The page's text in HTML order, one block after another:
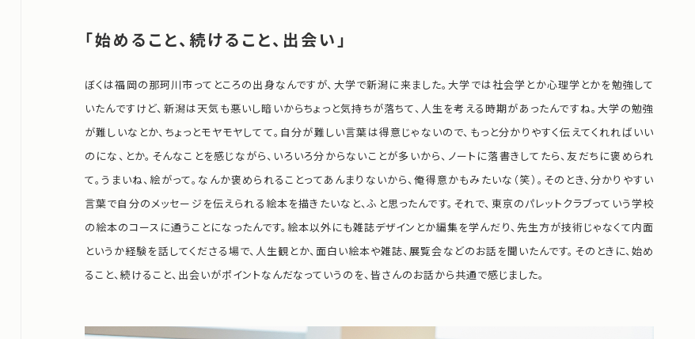
「始めること、続けること、出会い」
ぼくは福岡の那珂川市ってところの出身なんですが、大学で新潟に来ました。大学では社会学とか心理学とかを勉強して
いたんですけど、新潟は天気も悪いし暗いからちょっと気持ちが落ちて、人生を考える時期があったんですね。大学の勉強
が難しいなとか、ちょっとモヤモヤしてて。自分が難しい言葉は得意じゃないので、もっと分かりやすく伝えてくれればいい
のにな、とか。そんなことを感じながら、いろいろ分からないことが多いから、ノートに落書きしてたら、友だちに褒められ
て。うまいね、絵がって。なんか褒められることってあんまりないから、俺得意かもみたいな（笑）。そのとき、分かりやすい
言葉で自分のメッセージを伝えられる絵本を描きたいなと、ふと思ったんです。それで、東京のパレットクラブっていう学校
の絵本のコースに通うことになったんです。絵本以外にも雑誌デザインとか編集を学んだり、先生方が技術じゃなくて内面
というか経験を話してくださる場で、人生観とか、面白い絵本や雑誌、展覧会などのお話を聞いたんです。そのときに、始め
ること、続けること、出会いがポイントなんだなっていうのを、皆さんのお話から共通で感じました。